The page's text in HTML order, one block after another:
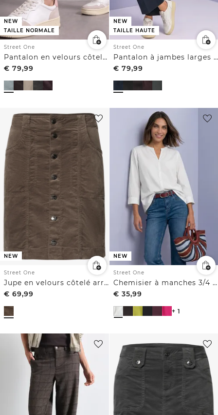
NEW
TAILLE NORMALE
Street One
Pantalon en velours côtelé Slim Leg à coupe ample
€ 79,99
NEW
TAILLE HAUTE
Street One
Pantalon à jambes larges avec boutons décoratifs
€ 79,99
NEW
Street One
Jupe en velours côtelé arrivant aux genoux, avec une patte de boutonnage
€ 69,99
NEW
Street One
Chemisier à manches 3/4 et col fendu
€ 35,99
+ 1